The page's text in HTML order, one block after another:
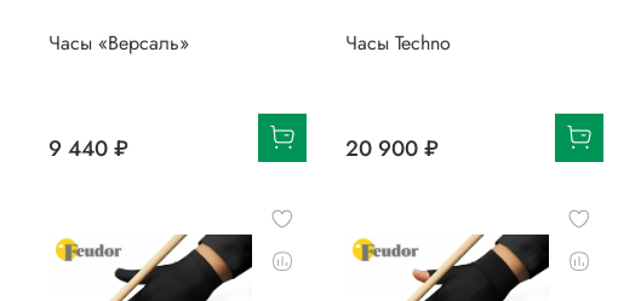
Часы «Версаль»
9 440 ₽
Часы Techno
20 900 ₽